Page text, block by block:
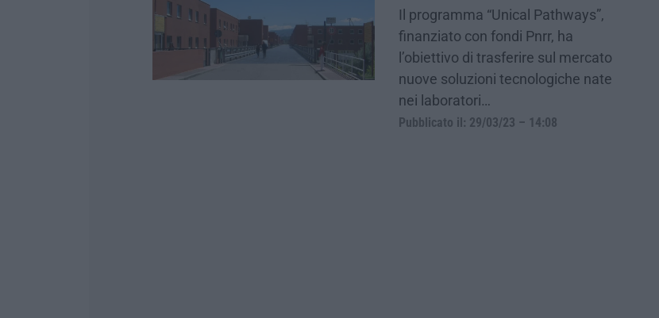
Il programma “Unical Pathways”,
finanziato con fondi Pnrr, ha
l’obiettivo di trasferire sul mercato
nuove soluzioni tecnologiche nate
nei laboratori…
Pubblicato il: 29/03/23 – 14:08